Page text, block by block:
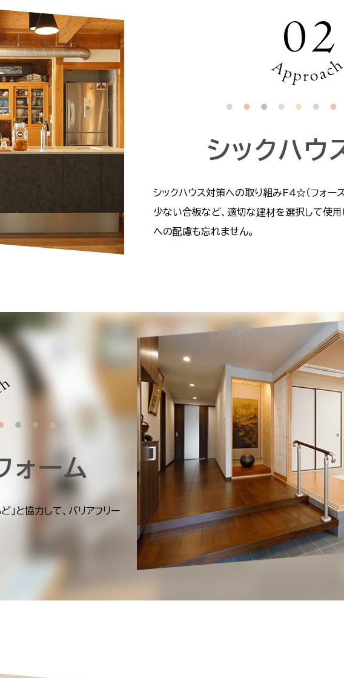
シックハウ
シックハウス対策への取り組みF4☆（フォー
少ない合板など、適切な建材を選択して使
への配慮も忘れません。
ォーム
」と協力して、バリアフリー